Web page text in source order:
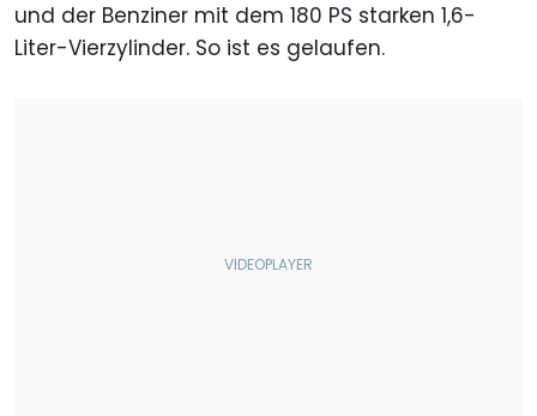
und der Benziner mit dem 180 PS starken 1,6-
Liter-Vierzylinder. So ist es gelaufen.